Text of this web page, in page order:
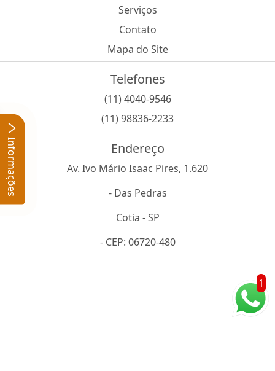
Serviços
Contato
Mapa do Site
Telefones
(11) 4040-9546
(11) 98836-2233
Endereço
Av. Ivo Mário Isaac Pires, 1.620
- Das Pedras
Cotia - SP
- CEP: 06720-480
Informações
1